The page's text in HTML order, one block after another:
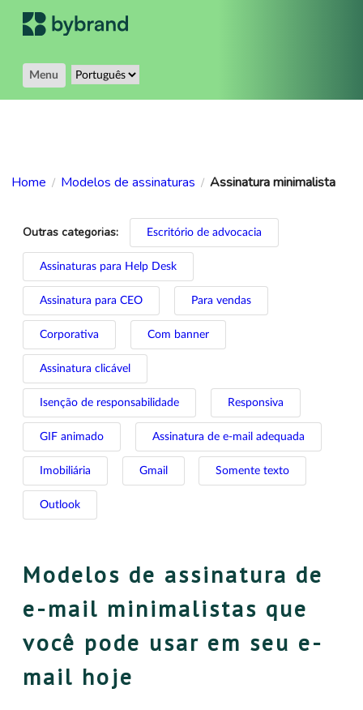
Menu
Home / Modelos de assinaturas / Assinatura minimalista
Outras categorias: Escritório de advocacia
Assinaturas para Help Desk
Assinatura para CEO Para vendas
Corporativa Com banner
Assinatura clicável
Isenção de responsabilidade Responsiva
GIF animado Assinatura de e-mail adequada
Imobiliária Gmail Somente texto
Outlook
Modelos de assinatura de
e-mail minimalistas que
você pode usar em seu e-
mail hoje